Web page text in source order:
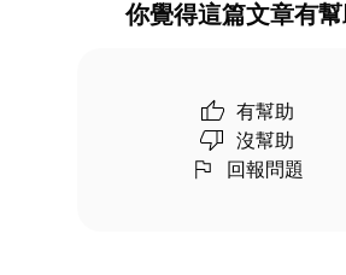
你覺得這篇文章有幫
有幫助
沒幫助
回報問題